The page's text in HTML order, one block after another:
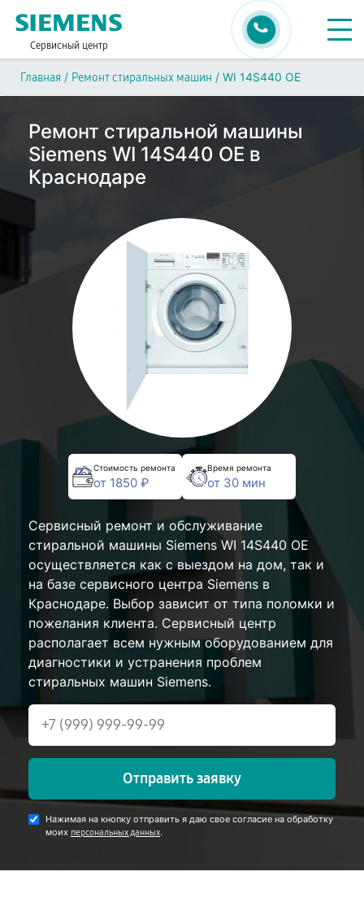
Сервисный центр
Главная / Ремонт стиральных машин / WI 14S440 OE
Ремонт стиральной машины
Siemens WI 14S440 OE в
Краснодаре
Стоимость ремонта
от 1850 ₽
Время ремонта
от 30 мин
Сервисный ремонт и обслуживание
стиральной машины Siemens WI 14S440 OE
осуществляется как с выездом на дом, так и
на базе сервисного центра Siemens в
Краснодаре. Выбор зависит от типа поломки и
пожелания клиента. Сервисный центр
располагает всем нужным оборудованием для
диагностики и устранения проблем
стиральных машин Siemens.
Отправить заявку
Нажимая на кнопку отправить я даю свое согласие на обработку
моих персональных данных.